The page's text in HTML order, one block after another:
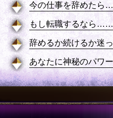
今の仕事を辞めたら
もし転職するなら……
辞めるか続けるか迷
あなたに神秘のパワ